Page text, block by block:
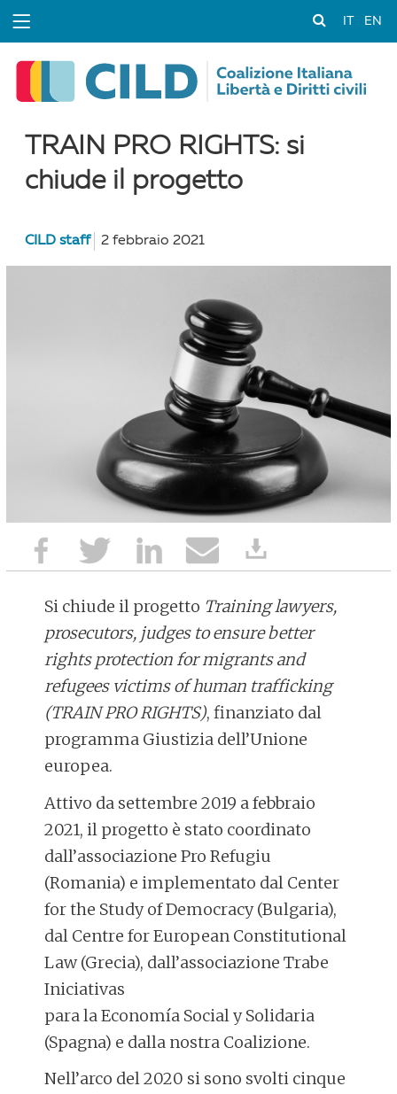
EN
TRAIN PRO RIGHTS: si
chiude il progetto
CILD staff 2 febbraio 2021
Si chiude il progetto Training lawyers,
prosecutors, judges to ensure better
rights protection for migrants and
refugees victims of human trafficking
(TRAIN PRO RIGHTS), finanziato dal
programma Giustizia dell’Unione
europea.
Attivo da settembre 2019 a febbraio
2021, il progetto è stato coordinato
dall’associazione Pro Refugiu
(Romania) e implementato dal Center
for the Study of Democracy (Bulgaria),
dal Centre for European Constitutional
Law (Grecia), dall’associazione Trabe
Iniciativas
para la Economía Social y Solidaria
(Spagna) e dalla nostra Coalizione.
Nell’arco del 2020 si sono svolti cinque